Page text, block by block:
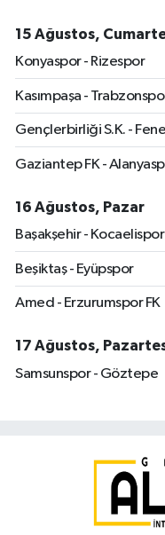
15 Ağustos,
Konyaspor - Rizespor
Kasımpaşa -
Gençlerbirliği S.K. -
Gaziantep FK -
16 Ağustos, Pazar
Başakşehir - Kocaelispor
Beşiktaş - Eyüpspor
Amed - Erzurumspor FK
17 Ağustos,
Samsunspor - Göztepe